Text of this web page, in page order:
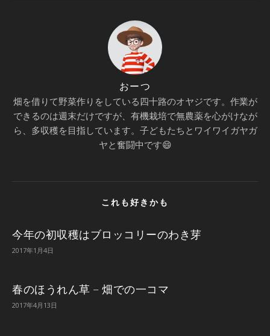
おーつ
畑を借りて野菜作りをしている四十路のオヤジです。作業が
できるのは週末だけですが、有機栽培で無農薬を心がけなが
ら、多収穫を目指しています。子どもたちとワイワイガヤガ
ヤと奮闘中です😄
これも好きかも
今年の初収穫はブロッコリーのわき芽
2017年1月4日
春のほうれん草 – 畑での一コマ
2017年4月13日